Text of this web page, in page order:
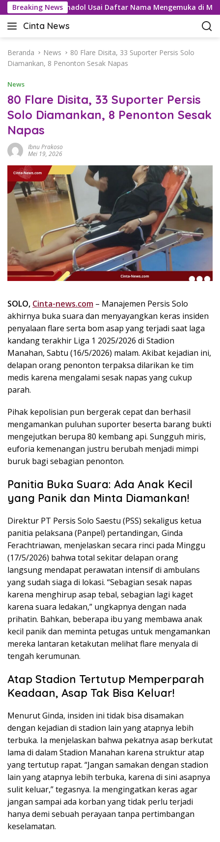
a
Breaking News
Kartel Tramadol Usai Daftar Nama Mengemuka di Medsos
Cinta News
C
n
t
N
e
w
s
–
K
a
a
r
T
e
i
,
P
n
I
n
s
p
i
r
s
!
Beranda News
80 Flare Disita, 33 Suporter Persis Solo
Diamankan, 8 Penonton Sesak Napas
News
80 Flare Disita, 33 Suporter Persis
Solo Diamankan, 8 Penonton Sesak
Napas
Ibnu Prakoso
Mei 19, 2026
SOLO, Cinta-news.com – Manajemen Persis Solo
akhirnya buka suara dan menyayangkan keras insiden
penyalaan flare serta bom asap yang terjadi saat laga
kandang terakhir Liga 1 2025/2026 di Stadion
Manahan, Sabtu (16/5/2026) malam. Akibat kejadian ini,
delapan orang penonton terpaksa dilarikan ke tim
medis karena mengalami sesak napas yang cukup
parah.
Pihak kepolisian pun bergerak cepat dan berhasil
mengamankan puluhan suporter beserta barang bukti
mengejutkan berupa 80 kembang api. Sungguh miris,
euforia kemenangan justru berubah menjadi mimpi
buruk bagi sebagian penonton.
Panitia Buka Suara: Ada Anak Kecil
yang Panik dan Minta Diamankan!
Direktur PT Persis Solo Saestu (PSS) sekaligus ketua
panitia pelaksana (Panpel) pertandingan, Ginda
Ferachtriawan, menjelaskan secara rinci pada Minggu
(17/5/2026) bahwa total sekitar delapan orang
langsung mendapat perawatan intensif di ambulans
yang sudah siaga di lokasi. “Sebagian sesak napas
karena menghirup asap tebal, sebagian lagi kaget
karena suara ledakan,” ungkapnya dengan nada
prihatin. Bahkan, beberapa ibu yang membawa anak
kecil panik dan meminta petugas untuk mengamankan
mereka lantaran ketakutan melihat flare menyala di
tengah kerumunan.
Atap Stadion Tertutup Memperparah
Keadaan, Asap Tak Bisa Keluar!
Menurut Ginda, insiden ini tidak bisa disamakan
dengan kejadian di stadion lain yang atapnya lebih
terbuka. Ia menjelaskan bahwa pekatnya asap berkutat
lama di dalam Stadion Manahan karena struktur atap
yang tertutup rapat. “Jangan samakan dengan stadion
lain yang atapnya lebih terbuka, karena di sini asapnya
sulit keluar,” tegasnya. Ia mengingatkan keras agar
jangan sampai ada korban yang tidak perlu terjadi
hanya demi sebuah perayaan tanpa pertimbangan
keselamatan.